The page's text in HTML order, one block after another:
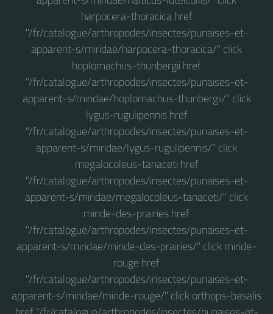
harpocera-thoracica href
"/fr/catalogue/arthropodes/insectes/punaises-et-
apparent-s/miridae/harpocera-thoracica/" click
hoplomachus-thunbergii href
"/fr/catalogue/arthropodes/insectes/punaises-et-
apparent-s/miridae/hoplomachus-thunbergii/" click
lygus-rugulipennis href
"/fr/catalogue/arthropodes/insectes/punaises-et-
apparent-s/miridae/lygus-rugulipennis/" click
megalocoleus-tanaceti href
"/fr/catalogue/arthropodes/insectes/punaises-et-
apparent-s/miridae/megalocoleus-tanaceti/" click
miride-des-prairies href
"/fr/catalogue/arthropodes/insectes/punaises-et-
apparent-s/miridae/miride-des-prairies/" click miride-
rouge href
"/fr/catalogue/arthropodes/insectes/punaises-et-
apparent-s/miridae/miride-rouge/" click orthops-basalis